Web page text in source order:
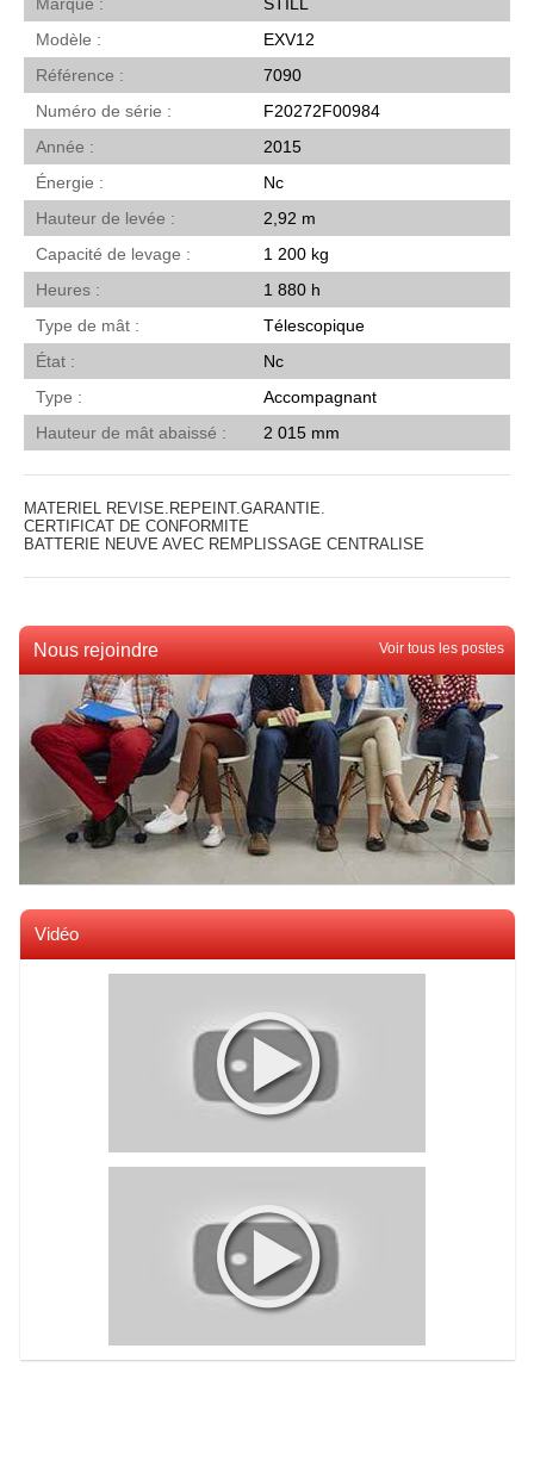
Modèle
EXV12
Référence
7090
Numéro de série
F20272F00984
Année
2015
Énergie
Nc
Hauteur de levée
2,92 m
Capacité de levage
1 200 kg
Heures
1 880 h
Type de mât
Télescopique
État
Nc
Type
Accompagnant
Hauteur de mât abaissé
2 015 mm
MATERIEL REVISE.REPEINT.GARANTIE.
CERTIFICAT DE CONFORMITE
BATTERIE NEUVE AVEC REMPLISSAGE CENTRALISE
Nous rejoindre Voir tous les postes
Vidéo